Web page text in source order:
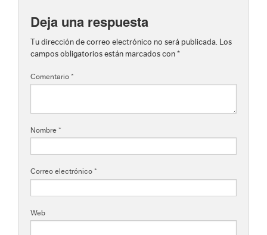
Deja una respuesta
Tu dirección de correo electrónico no será publicada. Los
campos obligatorios están marcados con *
Comentario *
Nombre *
Correo electrónico *
Web